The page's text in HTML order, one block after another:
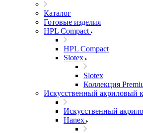
Каталог
Готовые изделия
HPL Compact
HPL Compact
Slotex
Slotex
Коллекция
Искусственный акриловый
Искусственный
Hanex